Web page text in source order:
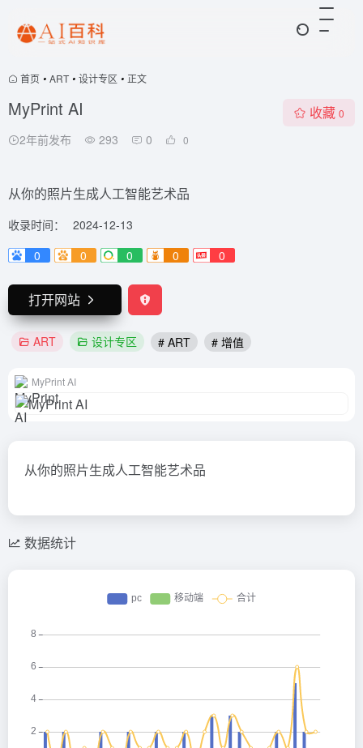
首页 • ART • 设计专区 • 正文
MyPrint AI
2年前发布 293 0 0
收藏 0
从你的照片生成人工智能艺术品
收录时间：
2024-12-13
0
0 0 0 0
打开网站
ART 设计专区 # ART # 增值
MyPrint AI
从你的照片生成人工智能艺术品
数据统计